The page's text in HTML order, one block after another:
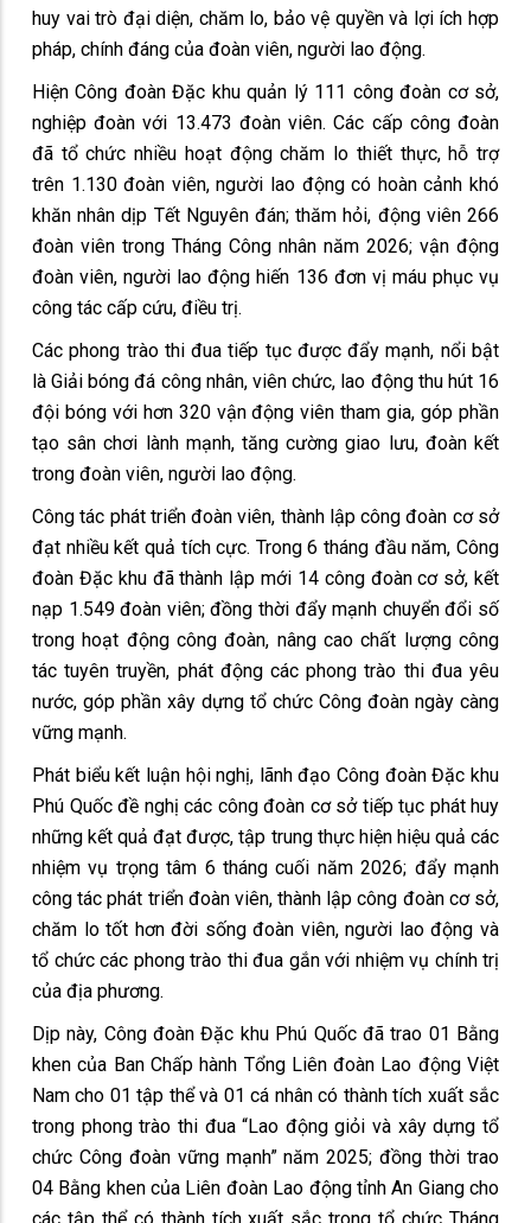
huy vai trò đại diện, chăm lo, bảo vệ quyền và lợi ích hợp
pháp, chính đáng của đoàn viên, người lao động.
Hiện Công đoàn Đặc khu quản lý 111 công đoàn cơ sở,
nghiệp đoàn với 13.473 đoàn viên. Các cấp công đoàn
đã tổ chức nhiều hoạt động chăm lo thiết thực, hỗ trợ
trên 1.130 đoàn viên, người lao động có hoàn cảnh khó
khăn nhân dịp Tết Nguyên đán; thăm hỏi, động viên 266
đoàn viên trong Tháng Công nhân năm 2026; vận động
đoàn viên, người lao động hiến 136 đơn vị máu phục vụ
công tác cấp cứu, điều trị.
Các phong trào thi đua tiếp tục được đẩy mạnh, nổi bật
là Giải bóng đá công nhân, viên chức, lao động thu hút 16
đội bóng với hơn 320 vận động viên tham gia, góp phần
tạo sân chơi lành mạnh, tăng cường giao lưu, đoàn kết
trong đoàn viên, người lao động.
Công tác phát triển đoàn viên, thành lập công đoàn cơ sở
đạt nhiều kết quả tích cực. Trong 6 tháng đầu năm, Công
đoàn Đặc khu đã thành lập mới 14 công đoàn cơ sở, kết
nạp 1.549 đoàn viên; đồng thời đẩy mạnh chuyển đổi số
trong hoạt động công đoàn, nâng cao chất lượng công
tác tuyên truyền, phát động các phong trào thi đua yêu
nước, góp phần xây dựng tổ chức Công đoàn ngày càng
vững mạnh.
Phát biểu kết luận hội nghị, lãnh đạo Công đoàn Đặc khu
Phú Quốc đề nghị các công đoàn cơ sở tiếp tục phát huy
những kết quả đạt được, tập trung thực hiện hiệu quả các
nhiệm vụ trọng tâm 6 tháng cuối năm 2026; đẩy mạnh
công tác phát triển đoàn viên, thành lập công đoàn cơ sở,
chăm lo tốt hơn đời sống đoàn viên, người lao động và
tổ chức các phong trào thi đua gắn với nhiệm vụ chính trị
của địa phương.
Dịp này, Công đoàn Đặc khu Phú Quốc đã trao 01 Bằng
khen của Ban Chấp hành Tổng Liên đoàn Lao động Việt
Nam cho 01 tập thể và 01 cá nhân có thành tích xuất sắc
trong phong trào thi đua “Lao động giỏi và xây dựng tổ
chức Công đoàn vững mạnh” năm 2025; đồng thời trao
04 Bằng khen của Liên đoàn Lao động tỉnh An Giang cho